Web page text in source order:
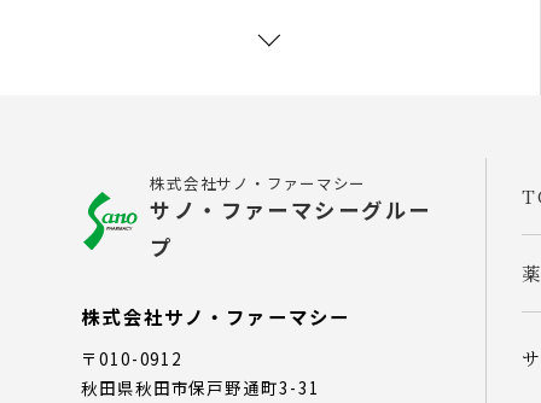
株式会社サノ・ファーマシー
サノ・ファーマシーグルー
プ
株式会社サノ・ファーマシー
〒010-0912
秋田県秋田市保戸野通町3-31